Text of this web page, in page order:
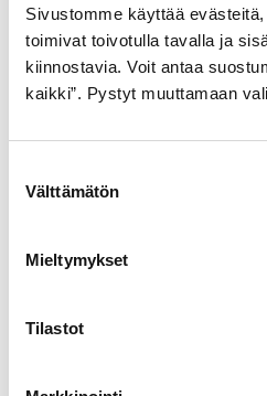
Sivustomme käyttää
toimivat toivotulla tavalla ja
kiinnostavia. Voit antaa
kaikki”. Pystyt muuttamaan
Välttämätön
Mieltymykset
Tilastot
21,99€
SCHWALBE
MUSTA ROAD CRUISER